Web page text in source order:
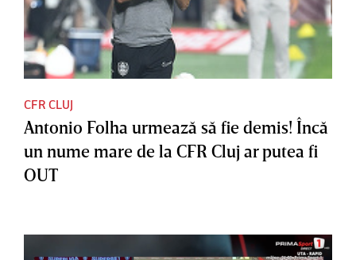
CFR CLUJ
Antonio Folha urmează să fie demis! Încă
un nume mare de la CFR Cluj ar putea fi
OUT